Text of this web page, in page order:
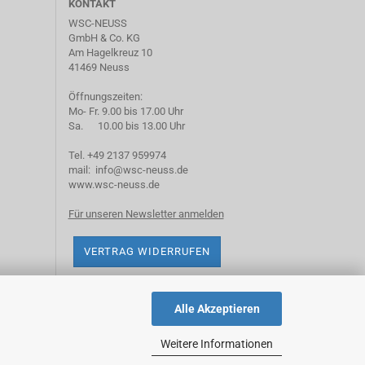
Alle Akzeptieren
Weitere Informationen
KONTAKT
WSC-NEUSS
GmbH & Co. KG
Am Hagelkreuz 10
41469 Neuss
Öffnungszeiten:
Mo- Fr. 9.00 bis 17.00 Uhr
Sa. 10.00 bis 13.00 Uhr
Tel. +49 2137 959974
mail: info@wsc-neuss.de
www.wsc-neuss.de
Für unseren Newsletter anmelden
VERTRAG WIDERRUFEN